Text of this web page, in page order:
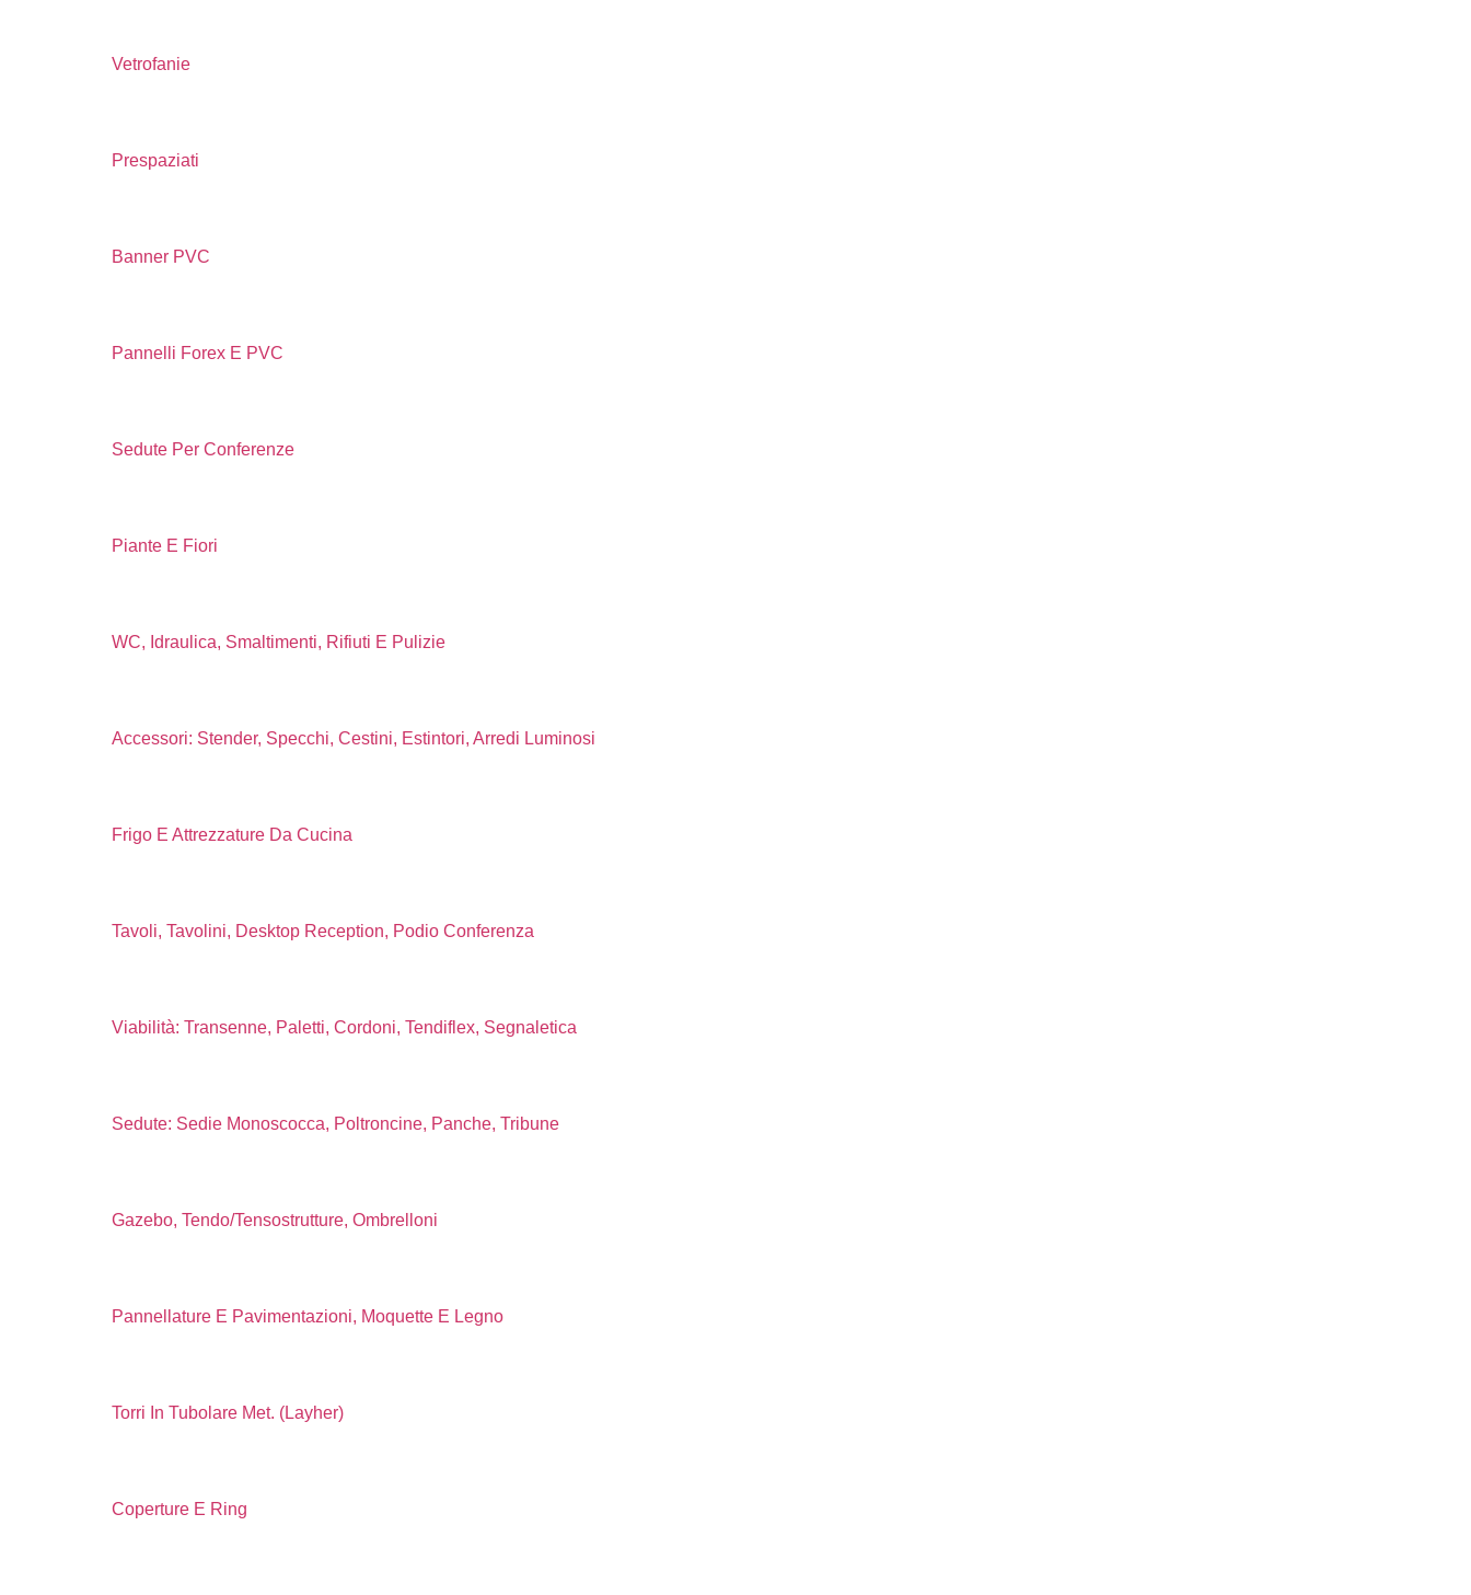
Vetrofanie
Prespaziati
Banner PVC
Pannelli Forex E PVC
Sedute Per Conferenze
Piante E Fiori
WC, Idraulica, Smaltimenti, Rifiuti E Pulizie
Accessori: Stender, Specchi, Cestini, Estintori, Arredi Luminosi
Frigo E Attrezzature Da Cucina
Tavoli, Tavolini, Desktop Reception, Podio Conferenza
Viabilità: Transenne, Paletti, Cordoni, Tendiflex, Segnaletica
Sedute: Sedie Monoscocca, Poltroncine, Panche, Tribune
Gazebo, Tendo/Tensostrutture, Ombrelloni
Pannellature E Pavimentazioni, Moquette E Legno
Torri In Tubolare Met. (Layher)
Coperture E Ring